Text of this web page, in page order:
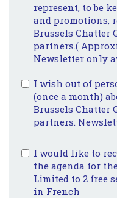
represent, to be
and promotions,
Brussels Chatter
partners.(
Newsletter only
I wish out of
(once a month)
Brussels Chatter
partners.
I would like to
the agenda for
Limited to 2 free
in French